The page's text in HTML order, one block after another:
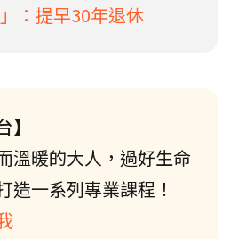
：提早30年退休
溫暖的大人，過好生命
造一系列專業課程！